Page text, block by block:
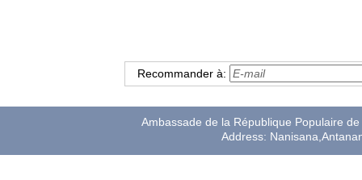
Recommander à:
Ambassade de la République Populaire
Address: